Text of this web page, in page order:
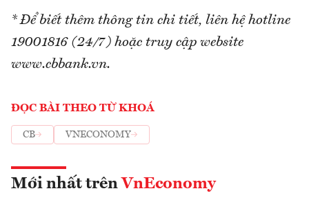
* Để biết thêm thông tin chi tiết, liên hệ hotline
19001816 (24/7) hoặc truy cập website
www.cbbank.vn.
ĐỌC BÀI THEO TỪ KHOÁ
CB VNECONOMY
Mới nhất trên VnEconomy